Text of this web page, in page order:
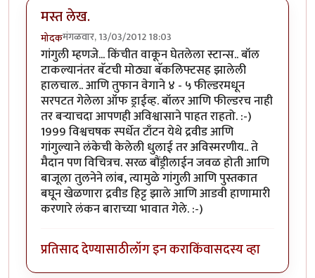
मस्त लेख.
मोदकमंगळवार, 13/03/2012 18:03
गांगुली म्हणजे... किंचीत वाकून घेतलेला स्टान्स.. बॉल
टाकल्यानंतर बॅटची मोठ्या बॅकलिफ्टसह झालेली
हालचाल.. आणि तुफान वेगाने ४ - ५ फील्डरमधून
सरपटत गेलेला ऑफ ड्राईव्ह. बॉलर आणि फील्डरच नाही
तर बर्‍याचदा आपणही अविश्वासाने पाहत राहतो. :-)
1999 विश्वचषक स्पर्धेत टाँटन येथे द्रवीड आणि
गांगुल्याने लंकेची केलेली धुलाई तर अविस्मरणीय.. ते
मैदान पण विचित्रच. सरळ बौंड्रीलाईन जवळ होती आणि
बाजूला तुलनेने लांब, त्यामुळे गांगुली आणि पुस्तकात
बघून खेळणारा द्रवीड हिट्ट झाले आणि आडवी हाणामारी
करणारे लंकन बाराच्या भावात गेले. :-)
प्रतिसाद देण्यासाठीलॉग इन कराकिंवासदस्य व्हा